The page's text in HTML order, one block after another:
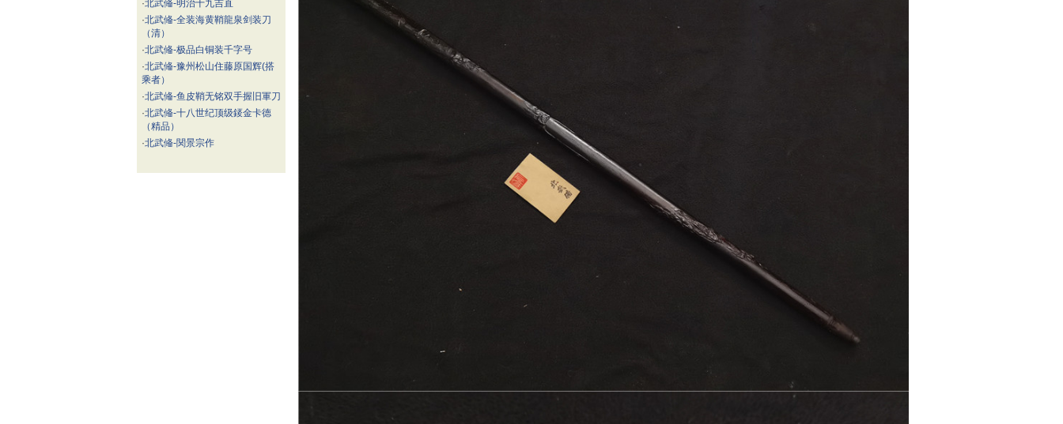
·北武偹-明治十九吉直
·北武偹-全装海黄鞘龍泉剑装刀
（清）
·北武偹-极品白铜装千字号
·北武偹-豫州松山住藤原国辉(搭
乘者）
·北武偹-鱼皮鞘无铭双手握旧軍刀
·北武偹-十八世纪顶级錽金卡德
（精品）
·北武偹-関景宗作